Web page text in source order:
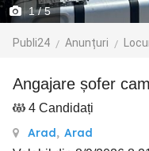
1/ 5
Publi24 Anunțuri
Angajare șofer
4 Candidați
Arad, Arad